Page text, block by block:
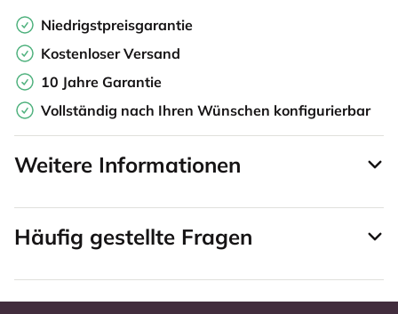
Niedrigstpreisgarantie
Kostenloser Versand
10 Jahre Garantie
Vollständig nach Ihren Wünschen konfigurierbar
Weitere Informationen
Häufig gestellte Fragen